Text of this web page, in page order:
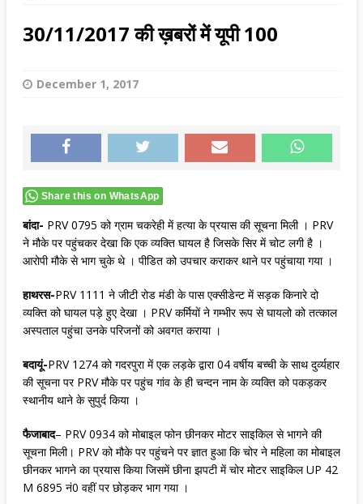
30/11/2017 की ख़बरों में यूपी 100
December 1, 2017
Share this on WhatsApp
बांदा- PRV 0795 को ग्राम चकरेही में हत्‍या के प्रयास की सूचना मिली । PRV
ने मौके पर पहुंचकर देखा कि एक व्‍यक्ति घायल है जिसके सिर में चोट लगी है ।
आरोपी मौके से भाग चुके थे । पीडित को उपचार कराकर थाने पर पहुंचाया गया ।
हाथरस-PRV 1111 ने जीटी रोड मंडी के पास एक्‍सीडेन्‍ट में सड़क किनारे दो
व्‍यक्ति को घायल पड़े हुए देखा । PRV कर्मियों ने गम्‍भीर रूप से घायलो को तत्‍काल
अस्‍पताल पहुंचा उनके परिजनों को अवगत कराया ।
बदायूं-PRV 1274 को गदरपुरा में एक लड़के द्वारा 04 वर्षीय बच्‍ची के साथ दुर्व्‍यहार
की सूचना पर PRV मौके पर पहुंच गांव के ही चन्‍दन नाम के व्‍यक्ति को पकड़कर
स्‍थानीय थाने के सुपुर्द किया ।
फैजाबाद– PRV 0934 को मोबाइल फोन छीनकर मोटर साइकिल से भागने की
सूचना मिली। PRV को मौके पर पहुंचने पर ज्ञात हुआ कि चोर ने महिला का मोबाइल
छीनकर भागने का प्रयास किया जिसमें छीना झपटी में चोर मोटर साइकिल UP 42
M 6895 नं0 वहीं पर छोड़कर भाग गया ।